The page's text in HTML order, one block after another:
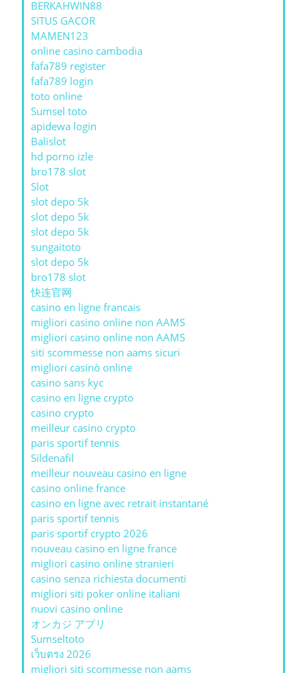
BERKAHWIN88
SITUS GACOR
MAMEN123
online casino cambodia
fafa789 register
fafa789 login
toto online
Sumsel toto
apidewa login
Balislot
hd porno izle
bro178 slot
Slot
slot depo 5k
slot depo 5k
slot depo 5k
sungaitoto
slot depo 5k
bro178 slot
快连官网
casino en ligne francais
migliori casino online non AAMS
migliori casino online non AAMS
siti scommesse non aams sicuri
migliori casinò online
casino sans kyc
casino en ligne crypto
casino crypto
meilleur casino crypto
paris sportif tennis
Sildenafil
meilleur nouveau casino en ligne
casino online france
casino en ligne avec retrait instantané
paris sportif tennis
paris sportif crypto 2026
nouveau casino en ligne france
migliori casino online stranieri
casino senza richiesta documenti
migliori siti poker online italiani
nuovi casino online
オンカジ アプリ
Sumseltoto
เว็บตรง 2026
migliori siti scommesse non aams